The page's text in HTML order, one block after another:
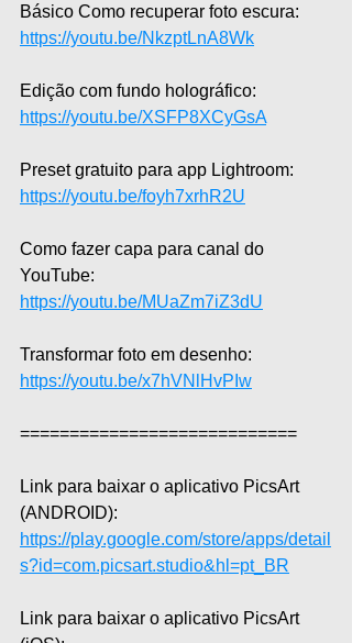
Básico Como recuperar foto escura:
https://youtu.be/NkzptLnA8Wk
Edição com fundo holográfico:
https://youtu.be/XSFP8XCyGsA
Preset gratuito para app Lightroom:
https://youtu.be/foyh7xrhR2U
Como fazer capa para canal do
YouTube:
https://youtu.be/MUaZm7iZ3dU
Transformar foto em desenho:
https://youtu.be/x7hVNlHvPIw
============================
Link para baixar o aplicativo PicsArt
(ANDROID):
https://play.google.com/store/apps/detail
s?id=com.picsart.studio&hl=pt_BR
Link para baixar o aplicativo PicsArt